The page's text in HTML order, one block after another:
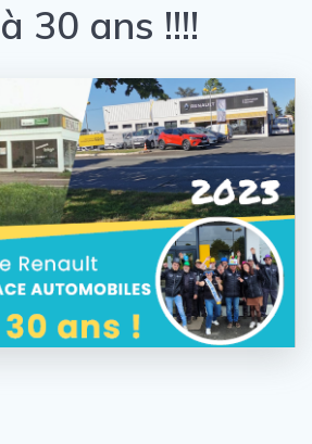
30 ans !!!!